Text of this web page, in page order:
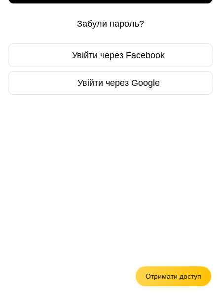
Забули пароль?
Увійти через Facebook
Увійти через Google
Отримати доступ